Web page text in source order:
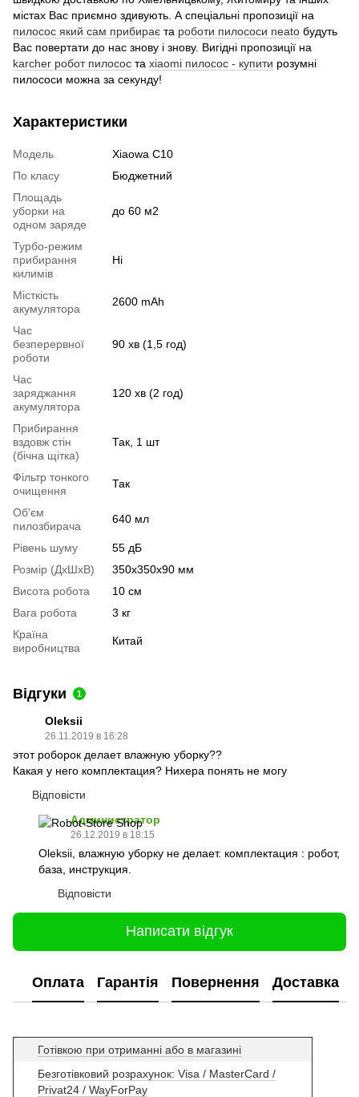
містах Вас приємно здивують. А спеціальні пропозиції на
пилосос який сам прибирає та роботи пилососи neato будуть
Вас повертати до нас знову і знову. Вигідні пропозиції на
karcher робот пилосос та xiaomi пилосос - купити розумні
пилососи можна за секунду!
Характеристики
Модель
Xiaowa C10
По класу
Бюджетний
Площадь
уборки на
одном заряде
до 60 м2
Турбо-режим
прибирання
килимів
Ні
Місткість
акумулятора
2600 mAh
Час
безперервної
роботи
90 хв (1,5 год)
Час
заряджання
акумулятора
120 хв (2 год)
Прибирання
вздовж стін
(бічна щітка)
Так, 1 шт
Фільтр тонкого
очищення
Так
Об'єм
пилозбирача
640 мл
Рівень шуму
55 дБ
Розмір (ДхШхВ)
350х350х90 мм
Висота робота
10 см
Вага робота
3 кг
Країна
виробництва
Китай
Відгуки 1
Oleksii
26.11.2019 в 16:28
этот роборок делает влажную уборку??
Какая у него комплектация? Нихера понять не могу
Відповісти
Администратор
26.12.2019 в 18:15
Oleksii, влажную уборку не делает. комплектация : робот,
база, инструкция.
Відповісти
Написати відгук
Оплата Гарантія Повернення Доставка
Готівкою при отриманні або в магазині
Безготівковий розрахунок: Visa / MasterCard /
Privat24 / WayForPay